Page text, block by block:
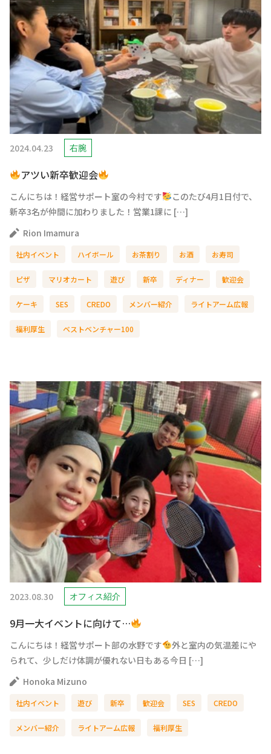
2024.04.23 右腕
アツい新卒歓迎会
こんにちは！経営サポート室の今村です
このたび4月1日付で、
新卒3名が仲間に加わりました！営業1課に […]
Rion Imamura
社内イベント ハイボール お茶割り お酒 お寿司
ピザ マリオカート 遊び 新卒 ディナー 歓迎会
ケーキ SES CREDO メンバー紹介 ライトアーム広報
福利厚生 ベストベンチャー100
2023.08.30 オフィス紹介
9月一大イベントに向けて…
こんにちは！経営サポート部の水野です
外と室内の気温差にや
られて、少しだけ体調が優れない日もある今日 […]
Honoka Mizuno
社内イベント 遊び 新卒 歓迎会 SES CREDO
メンバー紹介 ライトアーム広報 福利厚生